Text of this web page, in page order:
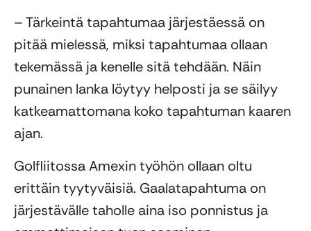
– Tärkeintä tapahtumaa järjestäessä on
pitää mielessä, miksi tapahtumaa ollaan
tekemässä ja kenelle sitä tehdään. Näin
punainen lanka löytyy helposti ja se säilyy
katkeamattomana koko tapahtuman kaaren
ajan.
Golfliitossa Amexin työhön ollaan oltu
erittäin tyytyväisiä. Gaalatapahtuma on
järjestävälle taholle aina iso ponnistus ja